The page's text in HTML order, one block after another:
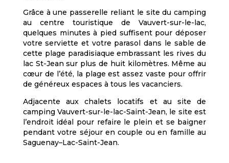
Grâce à une passerelle reliant le site du camping
au centre touristique de Vauvert-sur-le-lac,
quelques minutes à pied suffisent pour déposer
votre serviette et votre parasol dans le sable de
cette plage paradisiaque embrassant les rives du
lac St-Jean sur plus de huit kilomètres. Même au
cœur de l’été, la plage est assez vaste pour offrir
de généreux espaces à tous les vacanciers.
Adjacente aux chalets locatifs et au site de
camping Vauvert-sur-le-lac-Saint-Jean, le site est
l’endroit idéal pour refaire le plein et se baigner
pendant votre séjour en couple ou en famille au
Saguenay–Lac-Saint-Jean.